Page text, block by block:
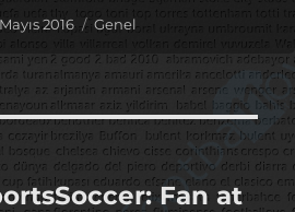
2016 Kategoriler
Genel
Fan at